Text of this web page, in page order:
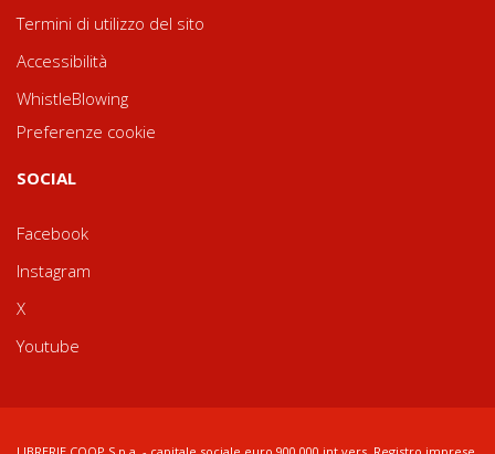
Termini di utilizzo del sito
Accessibilità
WhistleBlowing
Preferenze cookie
SOCIAL
Facebook
Instagram
X
Youtube